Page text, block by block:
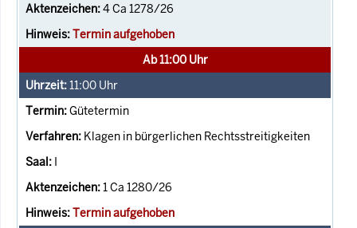
4 Ca 1278/26
Termin aufgehoben
Ab 11:00 Uhr
11:00 Uhr
Gütetermin
Klagen in bürgerlichen Rechtsstreitigkeiten
I
1 Ca 1280/26
Termin aufgehoben